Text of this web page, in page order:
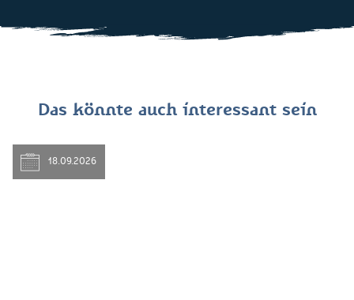
Das könnte auch interessant sein
18.09.2026